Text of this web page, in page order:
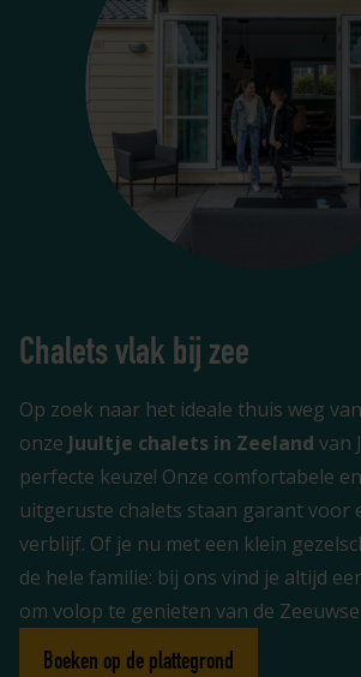
Chalets vlak bij zee
Op zoek naar het ideale thuis weg
onze Juultje chalets in Zeeland van
perfecte keuze! Onze comfortabele
uitgeruste chalets staan garant voor
verblijf. Of je nu met een klein
de hele familie: bij ons vind je altijd
om volop te genieten van de
Boeken op de plattegrond